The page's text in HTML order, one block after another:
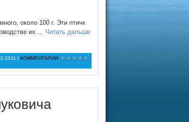
около 100 г. Эти птичк
их ... Читать дальше
| КОММЕНТАРИИ